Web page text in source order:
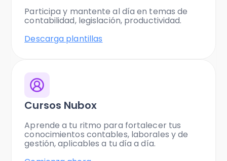
Participa y mantente al día en temas de
contabilidad, legislación, productividad.
Descarga plantillas
Cursos Nubox
Aprende a tu ritmo para fortalecer tus
conocimientos contables, laborales y de
gestión, aplicables a tu día a día.